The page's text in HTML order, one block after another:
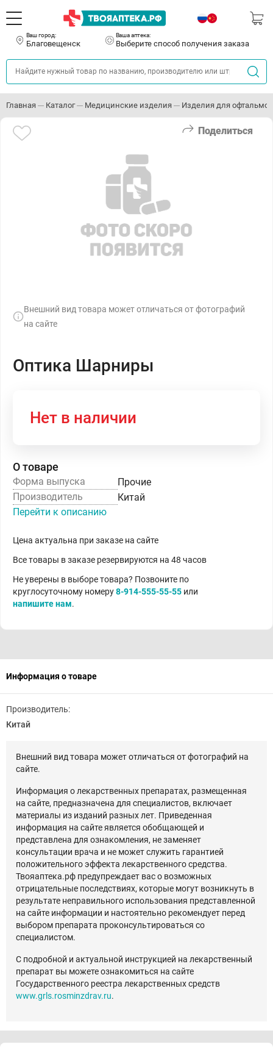
Ваш город:
Благовещенск
Ваша аптека:
Выберите способ получения заказа
Главная Каталог Медицинские изделия Изделия для
Поделиться
Внешний вид товара может отличаться от фотографий
на сайте
Оптика Шарниры
Нет в наличии
О товаре
Форма выпуска
Прочие
Производитель
Китай
Перейти к описанию
Цена актуальна при заказе на сайте
Все товары в заказе резервируются на 48 часов
Не уверены в выборе товара? Позвоните по
круглосуточному номеру8-914-555-55-55 или
напишите нам.
Информация о товаре
Производитель:
Китай
Внешний вид товара может отличаться от фотографий на
сайте.
Информация о лекарственных препаратах, размещенная
на сайте, предназначена для специалистов, включает
материалы из изданий разных лет. Приведенная
информация на сайте является обобщающей и
представлена для ознакомления, не заменяет
консультации врача и не может служить гарантией
положительного эффекта лекарственного средства.
Твояаптека.рф предупреждает вас о возможных
отрицательные последствиях, которые могут возникнуть в
результате неправильного использования представленной
на сайте информации и настоятельно рекомендует перед
выбором препарата проконсультироваться со
специалистом.
С подробной и актуальной инструкцией на лекарственный
препарат вы можете ознакомиться на сайте
Государственного реестра лекарственных средств
www.grls.rosminzdrav.ru.